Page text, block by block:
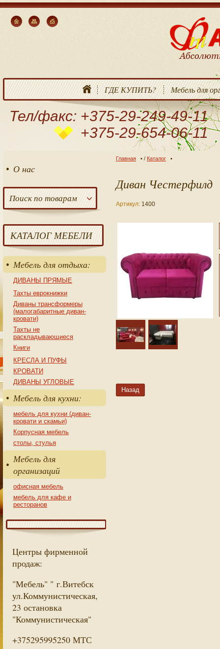
ГДЕ КУПИТЬ? Мебель для
Тел/факс: +375-29-249-49-11
+375-29-654-06-11
Главная / Каталог
Диван Честерфилд
Артикул: 1400
Назад
О нас
Поиск по товарам
КАТАЛОГ МЕБЕЛИ
Мебель для отдыха:
ДИВАНЫ ПРЯМЫЕ
Тахты еврокнижки
Диваны трансформеры
(малогабаритные диван-
кровати)
Тахты не
раскладывающиеся
Книги
КРЕСЛА И ПУФЫ
КРОВАТИ
ДИВАНЫ УГЛОВЫЕ
Мебель для кухни:
мебель для кухни (диван-
кровати и скамьи)
Корпусная мебель
столы, стулья
Мебель для
организаций
офисная мебель
мебель для кафе и
ресторанов
Центры фирменной
продаж:
"Мебель" " г.Витебск
ул.Коммунистическая,
23 остановка
"Коммунистическая"
+375295995250 МТС